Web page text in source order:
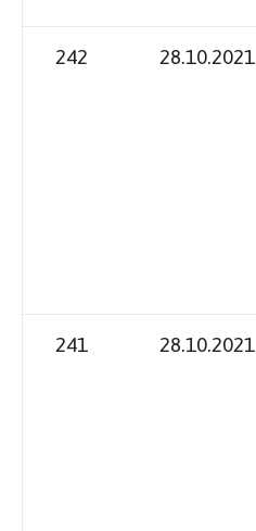
242 28.10.2021
241 28.10.2021